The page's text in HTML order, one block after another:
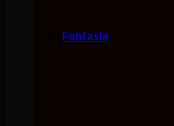
Fantasía